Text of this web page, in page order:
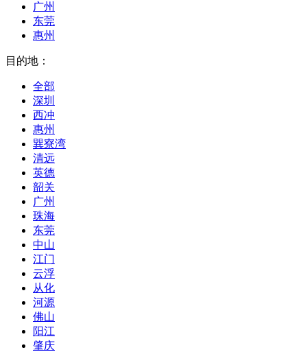
广州
东莞
惠州
目的地：
全部
深圳
西冲
惠州
巽寮湾
清远
英德
韶关
广州
珠海
东莞
中山
江门
云浮
从化
河源
佛山
阳江
肇庆